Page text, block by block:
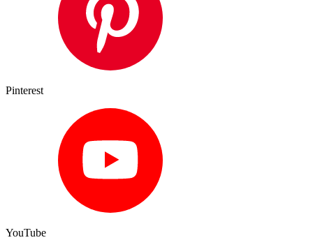
Pinterest
YouTube